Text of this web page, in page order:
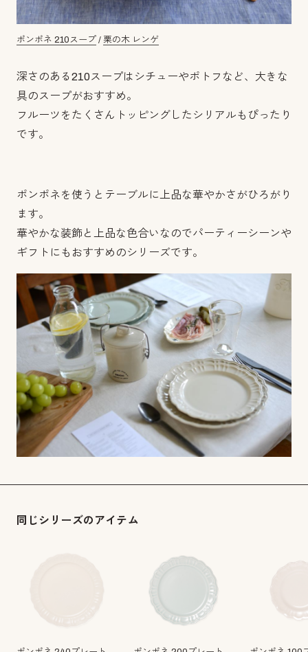
ポンポネ 210スープ / 栗の木 レンゲ
深さのある210スープはシチューやポトフなど、大きな
具のスープがおすすめ。
フルーツをたくさんトッピングしたシリアルもぴったり
です。
ポンポネを使うとテーブルに上品な華やかさがひろがり
ます。
華やかな装飾と上品な色合いなのでパーティーシーンや
ギフトにもおすすめのシリーズです。
同じシリーズのアイテム